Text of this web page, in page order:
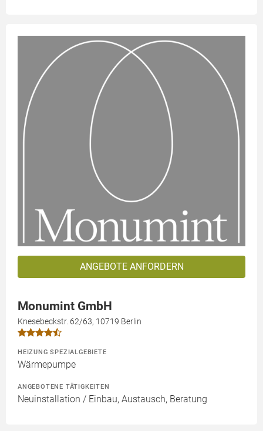
ANGEBOTE ANFORDERN
Monumint GmbH
Knesebeckstr. 62/63, 10719 Berlin
HEIZUNG SPEZIALGEBIETE
Wärmepumpe
ANGEBOTENE TÄTIGKEITEN
Neuinstallation / Einbau, Austausch, Beratung